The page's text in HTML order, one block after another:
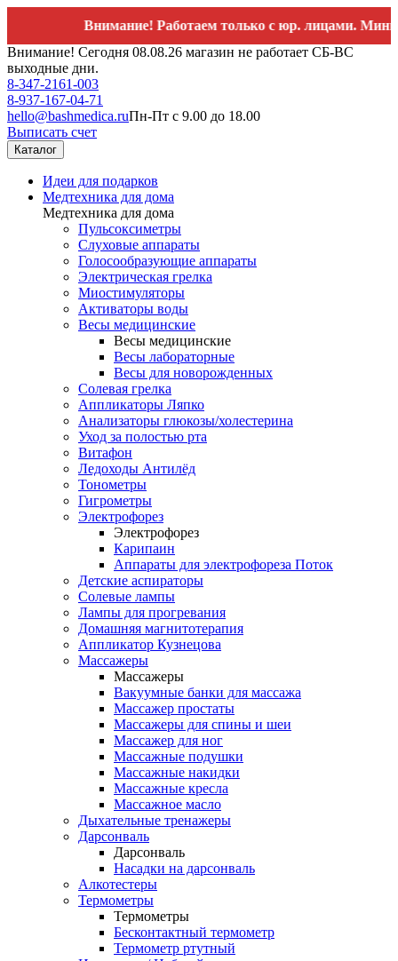
Внимание! Работаем только с юр. лицами.
Внимание! Сегодня 08.08.26 магазин не работает СБ-ВС
выходные дни.
8-347-2161-003
8-937-167-04-71
hello@bashmedica.ruПн-Пт с 9.00 до 18.00
Выписать счет
Каталог
Идеи для подарков
Медтехника для дома
Медтехника для дома
Пульсоксиметры
Слуховые аппараты
Голосообразующие аппараты
Электрическая грелка
Миостимуляторы
Активаторы воды
Весы медицинские
Весы медицинские
Весы лабораторные
Весы для новорожденных
Солевая грелка
Аппликаторы Ляпко
Анализаторы глюкозы/холестерина
Уход за полостью рта
Витафон
Ледоходы Антилёд
Тонометры
Гигрометры
Электрофорез
Электрофорез
Карипаин
Аппараты для электрофореза Поток
Детские аспираторы
Солевые лампы
Лампы для прогревания
Домашняя магнитотерапия
Аппликатор Кузнецова
Массажеры
Массажеры
Вакуумные банки для массажа
Массажер простаты
Массажеры для спины и шеи
Массажер для ног
Массажные подушки
Массажные накидки
Массажные кресла
Массажное масло
Дыхательные тренажеры
Дарсонваль
Дарсонваль
Насадки на дарсонваль
Алкотестеры
Термометры
Термометры
Бесконтактный термометр
Термометр ртутный